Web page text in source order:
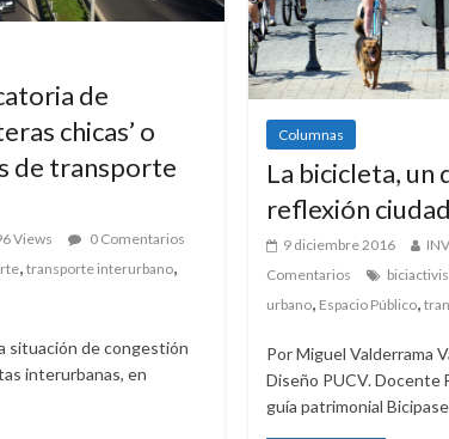
de
chicas’ o
de transporte
Views
0 Comentarios
, transporte interurbano,
situación de congestión
interurbanas, en
Columnas
La bicicleta, un
reflexión
9 diciembre 2016
Comentarios
urbano, Espacio Público,
Por Miguel Valderrama
Diseño PUCV. Docente
guía patrimonial